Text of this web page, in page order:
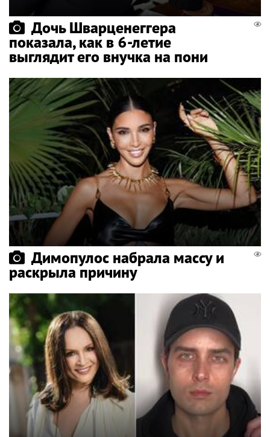
Дочь Шварценеггера
показала, как в 6-летие
выглядит его внучка на пони
Димопулос набрала массу и
раскрыла причину